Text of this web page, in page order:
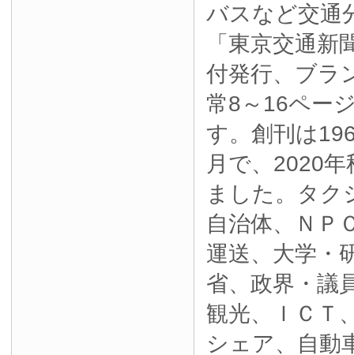
バスなど交通
「東京交通新
付発行、ブラ
常8～16ペー
す。創刊は
月で、2020
ました。タク
自治体、ＮＰ
運送、大学・
省、政界・議
観光、ＩＣＴ
シェア、自動